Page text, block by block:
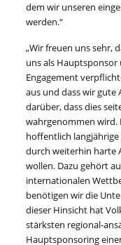
dem wir unseren
werden.“
„Wir freuen uns sehr,
uns als Hauptsponsor
Engagement
aus und dass wir gute
darüber, dass dies
wahrgenommen wird.
hoffentlich
durch weiterhin harte
wollen. Dazu gehört
internationalen
benötigen wir die
dieser Hinsicht hat
stärksten regional-
Hauptsponsoring